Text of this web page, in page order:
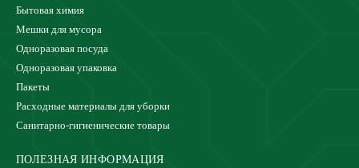
Бытовая химия
Мешки для мусора
Одноразовая посуда
Одноразовая упаковка
Пакеты
Расходные материалы для уборки
Санитарно-гигиенические товары
ПОЛЕЗНАЯ ИНФОРМАЦИЯ